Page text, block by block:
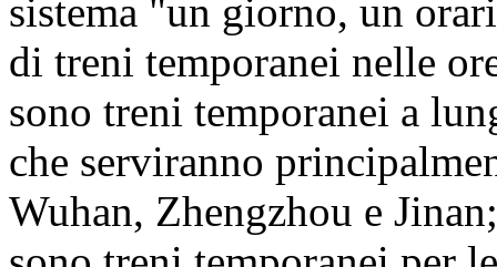
sistema "un giorno, un
di treni temporanei nelle
sono treni temporanei a
che serviranno
Wuhan, Zhengzhou e